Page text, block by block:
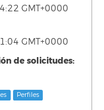
GMT+0000
GMT+0000
de solicitudes:
Perfiles